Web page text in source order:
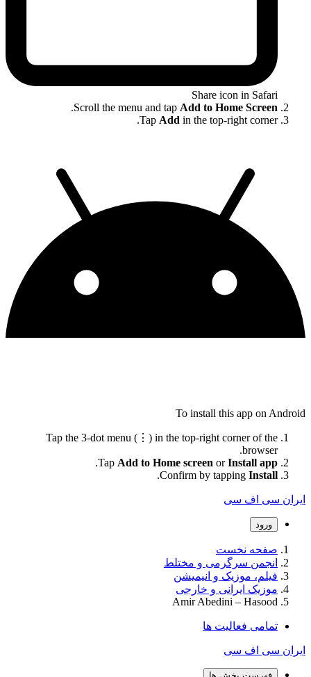
Share icon in Safari
Scroll the menu and tap Add to Home Screen
.
Tap Add in the top-right corner.
To install this app on Android
Tap the 3-dot menu (⋮) in the top-right corner of the
browser.
Tap Add to Home screen orInstall app
.
Confirm by tapping Install
.
ایران سی اف سی
ورود
صفحه نخست
انجمن سرگرمی و مختلط
فیلم، موزیک و انیمیشن
موزیک ایرانی و خارجی
Amir Abedini – Hasood
تمامی فعالیت ها
ایران سی اف سی